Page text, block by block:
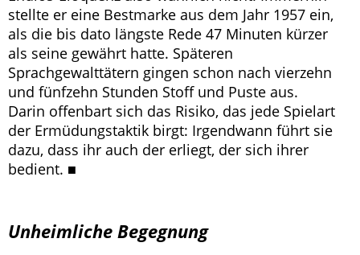
stellte er eine Bestmarke aus dem Jahr 1957 ein,
als die bis dato längste Rede 47 Minuten kürzer
als seine gewährt hatte. Späteren
Sprachgewalttätern gingen schon nach vierzehn
und fünfzehn Stunden Stoff und Puste aus.
Darin offenbart sich das Risiko, das jede Spielart
der Ermüdungstaktik birgt: Irgendwann führt sie
dazu, dass ihr auch der erliegt, der sich ihrer
bedient. ■
Unheimliche Begegnung